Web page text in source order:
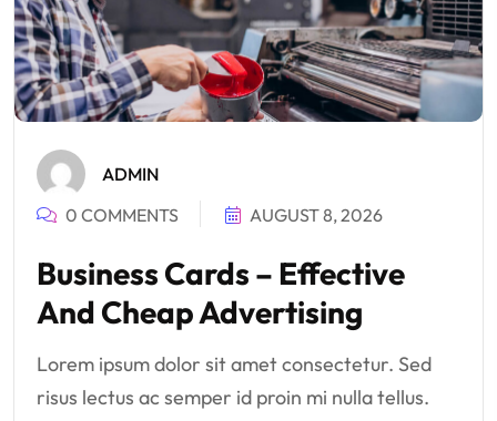
ADMIN
0 COMMENTS
AUGUST 8, 2026
Business Cards – Effective
And Cheap Advertising
Lorem ipsum dolor sit amet consectetur. Sed
risus lectus ac semper id proin mi nulla tellus.